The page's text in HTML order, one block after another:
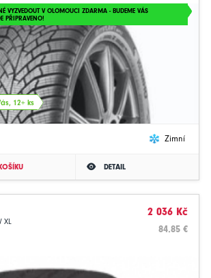
VYZVEDOUT V OLOMOUCI ZDARMA - BUDEME VÁS
PŘIPRAVENO!
12+ ks
Zimní
DETAIL
XL
2 036 Kč
84.85 €